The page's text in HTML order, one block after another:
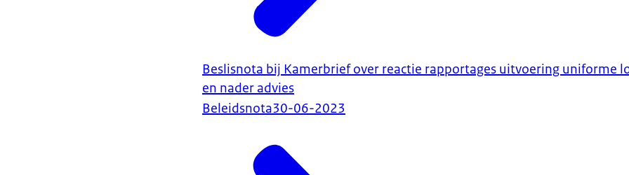
Beslisnota bij Kamerbrief over reactie rapportages uitvoering uniforme
en nader advies
Beleidsnota30-06-2023